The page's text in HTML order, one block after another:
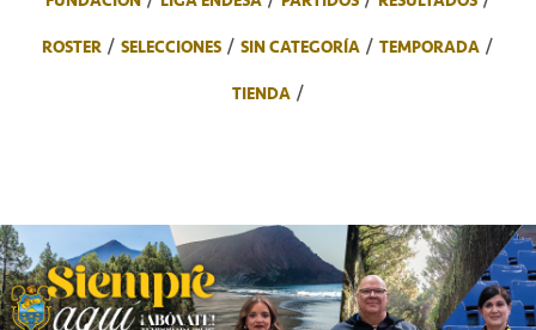
ROSTER
SELECCIONES SIN CATEGORÍA
TEMPORADA
TIENDA